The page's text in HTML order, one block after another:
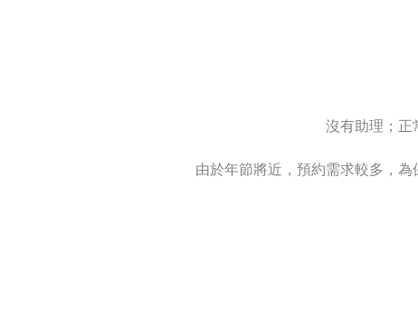
沒有助理；正
由於年節將近，預約需求較多，